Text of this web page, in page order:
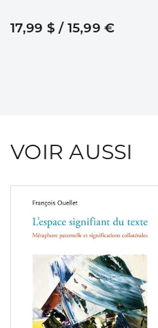
17,99 $ / 15,99 €
VOIR AUSSI